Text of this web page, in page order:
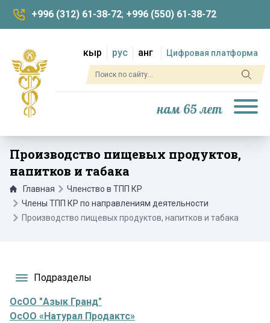
+996 (312) 61-38-72; +996 (550) 61-38-72
кыр рус анг Цифровая платформа
нам 65 лет
Производство пищевых продуктов,
напитков и табака
Главная
Членство в ТПП КР
Члены ТПП КР по направлениям деятельности
Производство пищевых продуктов, напитков и табака
Подразделы
ОсОО "Азык Гранд"
ОсОО «Натурал Продактс»